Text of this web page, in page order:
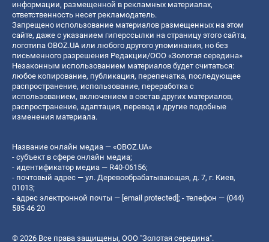
информации, размещенной в рекламных материалах,
ответственность несет рекламодатель.
Запрещено использование материалов размещенных на этом
сайте, даже с указанием гиперссылки на страницу этого сайта,
логотипа OBOZ.UA или любого другого упоминания, но без
письменного разрешения Редакции/ООО «Золотая середина»
Незаконным использованием материалов будет считаться:
любое копирование, публикация, перепечатка, последующее
распространение, использование, переработка с
использованием, включением в состав других материалов,
распространение, адаптация, перевод и другие подобные
изменения материала.
Название онлайн медиа — «OBOZ.UA»
- субъект в сфере онлайн медиа;
- идентификатор медиа — R40-06156;
- почтовый адрес — ул. Деревообрабатывающая, д. 7, г. Киев,
01013;
- адрес электронной почты — [email protected] ; - телефон — (044)
585 46 20
© 2026 Все права защищены, ООО "Золотая середина".